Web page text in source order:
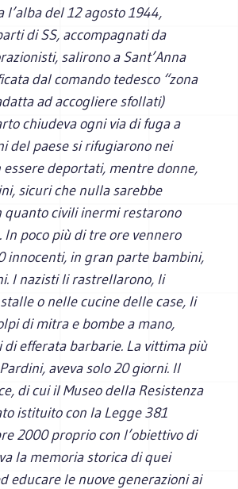
l’alba del 12 agosto 1944,
di SS, accompagnati da
salirono a Sant’Anna
dal comando tedesco “zona
ad accogliere sfollati)
chiudeva ogni via di fuga a
del paese si rifugiarono nei
essere deportati, mentre donne,
sicuri che nulla sarebbe
quanto civili inermi restarono
In poco più di tre ore vennero
innocenti, in gran parte bambini,
I nazisti li rastrellarono, li
o nelle cucine delle case, li
di mitra e bombe a mano,
di efferata barbarie. La vittima più
aveva solo 20 giorni. Il
di cui il Museo della Resistenza
istituito con la Legge 381
2000 proprio con l’obiettivo di
la memoria storica di quei
educare le nuove generazioni ai